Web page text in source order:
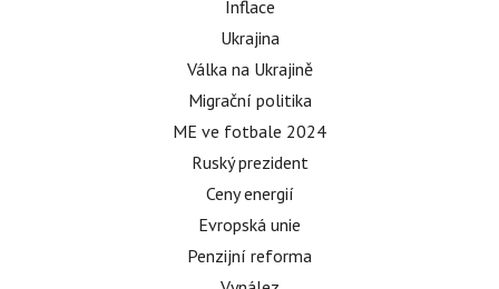
Inflace
Ukrajina
Válka na Ukrajině
Migrační politika
ME ve fotbale 2024
Ruský prezident
Ceny energií
Evropská unie
Penzijní reforma